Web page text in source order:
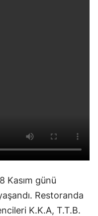
Kasım günü
Restoranda
K.K.A, T.T.B.